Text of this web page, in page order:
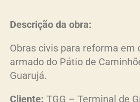
Descrição da obra:
Obras civis para reforma em
armado do Pátio de
Guarujá.
Cliente: TGG – Terminal de